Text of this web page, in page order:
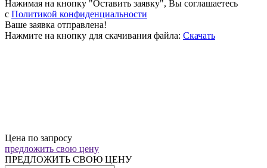
Нажимая на кнопку "Оставить заявку", Вы соглашаетесь
c Политикой конфиденциальности
Ваше заявка отправлена!
Нажмите на кнопку для скачивания файла: Скачать
Цена по запросу
предложить свою цену
ПРЕДЛОЖИТЬ СВОЮ ЦЕНУ